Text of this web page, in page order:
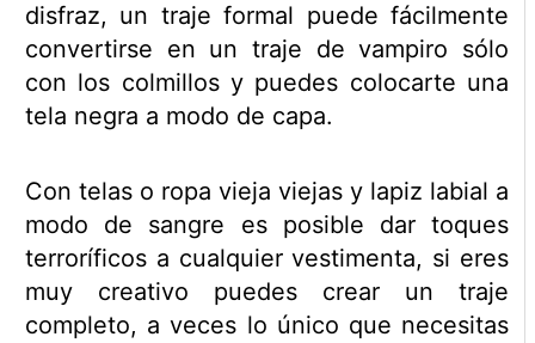
disfraz, un traje formal puede fácilmente
convertirse en un traje de vampiro sólo
con los colmillos y puedes colocarte una
tela negra a modo de capa.
Con telas o ropa vieja viejas y lapiz labial a
modo de sangre es posible dar toques
terroríficos a cualquier vestimenta, si eres
muy creativo puedes crear un traje
completo, a veces lo único que necesitas